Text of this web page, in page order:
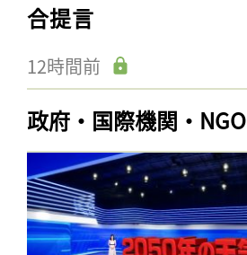
合提言
12時間前
政府・国際機関・NGO